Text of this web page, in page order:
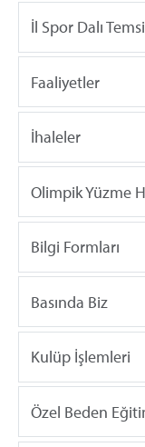
İl Spor Dalı
Faaliyetler
İhaleler
Olimpik Yüzme
Bilgi Formları
Basında Biz
Kulüp İşlemleri
Özel Beden